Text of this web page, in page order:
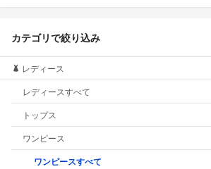
カテゴリで絞り込み
レディース
レディースすべて
トップス
ワンピース
ワンピースすべて